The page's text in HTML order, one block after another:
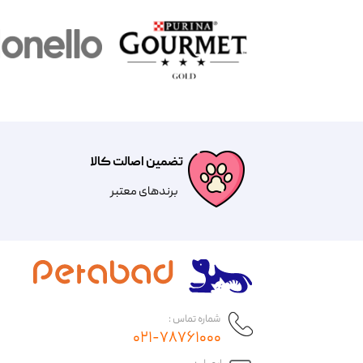
تضمین اصالت کالا
​​برندهای معتبر​​​​​​​
شماره تماس :
۰۲۱-۷۸۷۶۱۰۰۰